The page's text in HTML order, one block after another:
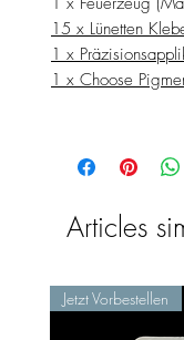
15 x Lünetten
1 x
1 x Choose
Articles
Jetzt Vorbestellen